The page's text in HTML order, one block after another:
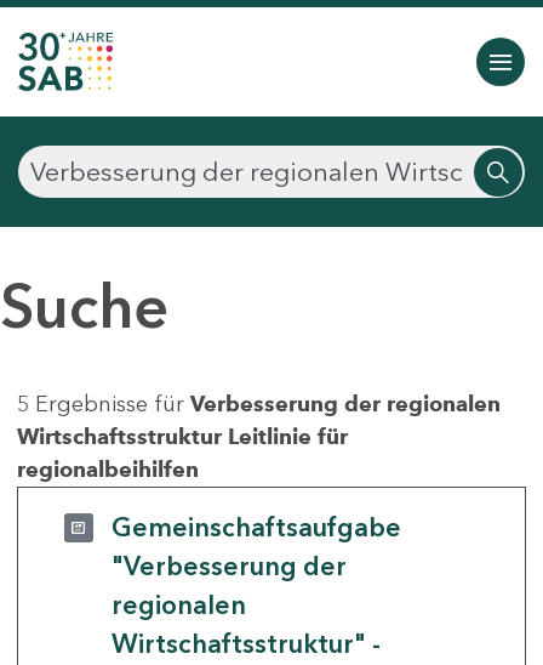
Suche
5 Ergebnisse für Verbesserung der regionalen
Wirtschaftsstruktur Leitlinie für
regionalbeihilfen
Gemeinschaftsaufgabe
"Verbesserung der
regionalen
Wirtschaftsstruktur" -